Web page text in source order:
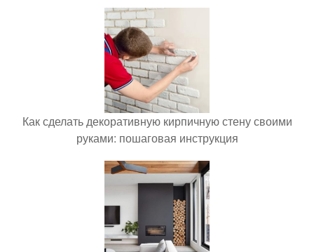
Как сделать декоративную кирпичную стену своими
руками: пошаговая инструкция